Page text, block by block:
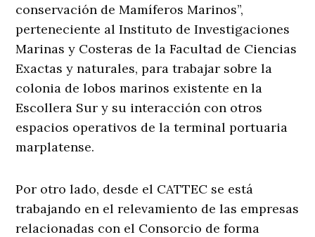
conservación de Mamíferos Marinos”,
perteneciente al Instituto de Investigaciones
Marinas y Costeras de la Facultad de Ciencias
Exactas y naturales, para trabajar sobre la
colonia de lobos marinos existente en la
Escollera Sur y su interacción con otros
espacios operativos de la terminal portuaria
marplatense.
Por otro lado, desde el CATTEC se está
trabajando en el relevamiento de las empresas
relacionadas con el Consorcio de forma